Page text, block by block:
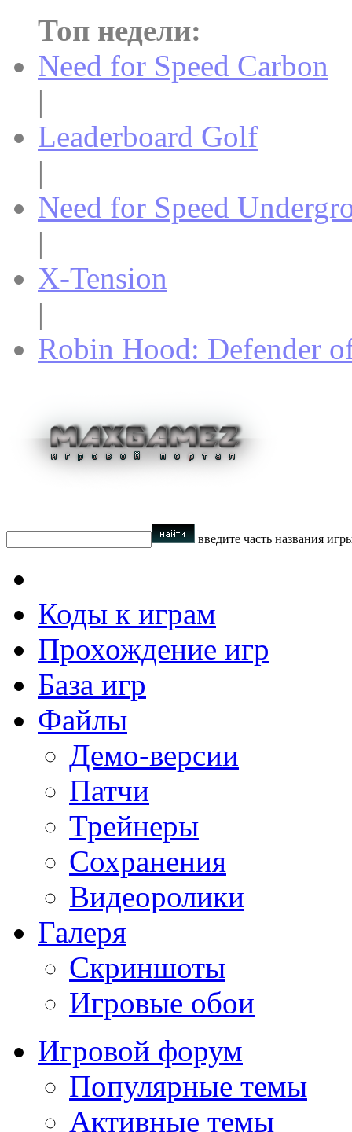
Топ недели:
Need for Speed Carbon
|
Leaderboard Golf
|
Need for Speed
|
X-Tension
|
Robin Hood: Defender
введите часть названия
Коды к играм
Прохождение игр
База игр
Файлы
Демо-версии
Патчи
Трейнеры
Сохранения
Видеоролики
Галеря
Скриншоты
Игровые обои
Игровой форум
Популярные темы
Активные темы